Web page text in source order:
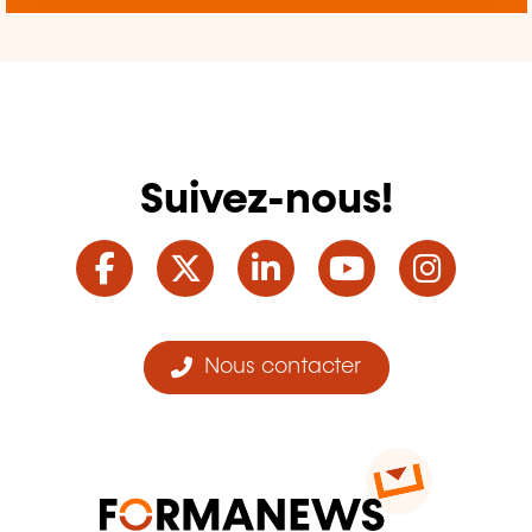
Suivez-nous!
Facebook
TwitterLinkedInYouTube
Nous contacter